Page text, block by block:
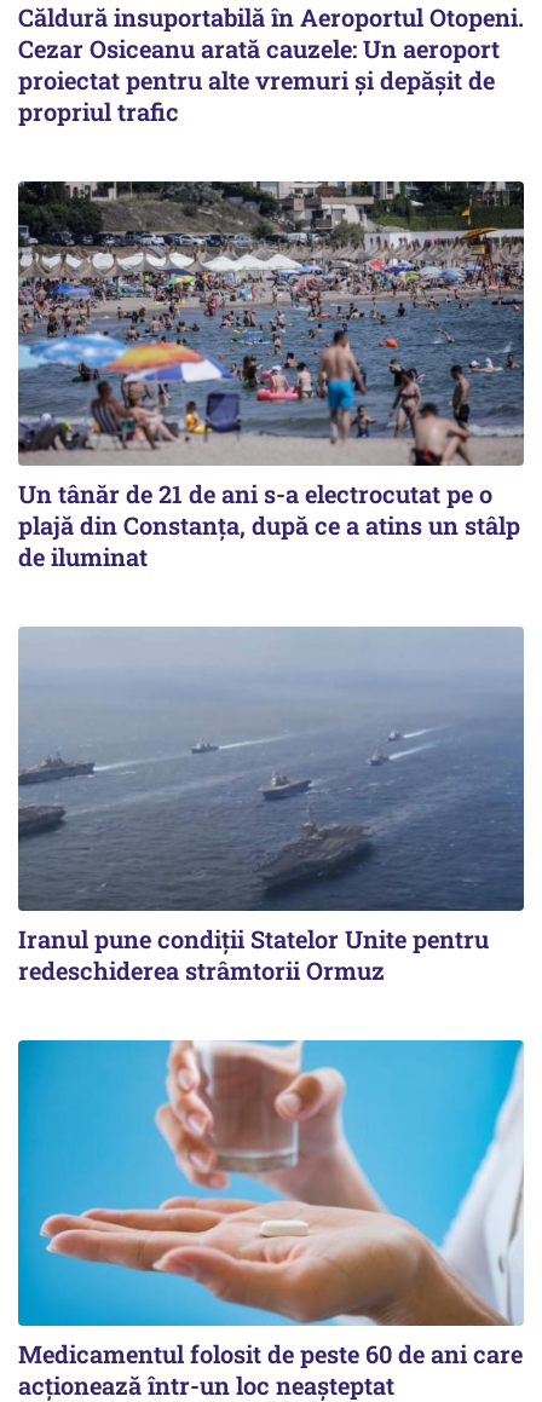
Căldură insuportabilă în Aeroportul Otopeni.
Cezar Osiceanu arată cauzele: Un aeroport
proiectat pentru alte vremuri și depășit de
propriul trafic
Un tânăr de 21 de ani s-a electrocutat pe o
plajă din Constanța, după ce a atins un stâlp
de iluminat
Iranul pune condiții Statelor Unite pentru
redeschiderea strâmtorii Ormuz
Medicamentul folosit de peste 60 de ani care
acționează într-un loc neașteptat